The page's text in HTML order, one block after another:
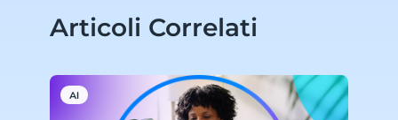
Articoli Correlati
AI